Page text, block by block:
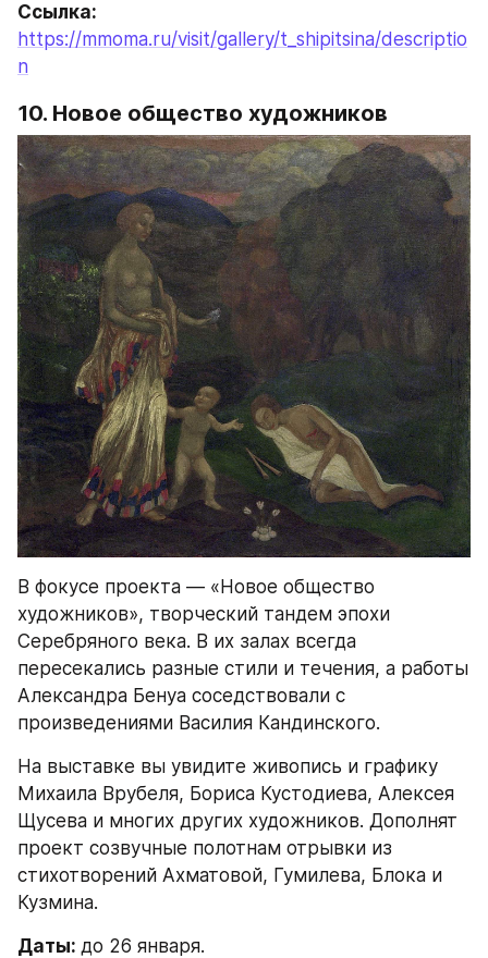
Ссылка:
https://mmoma.ru/visit/gallery/t_shipitsina/descriptio
n
10. Новое общество художников
В фокусе проекта — «Новое общество
художников», творческий тандем эпохи
Серебряного века. В их залах всегда
пересекались разные стили и течения, а работы
Александра Бенуа соседствовали с
произведениями Василия Кандинского.
На выставке вы увидите живопись и графику
Михаила Врубеля, Бориса Кустодиева, Алексея
Щусева и многих других художников. Дополнят
проект созвучные полотнам отрывки из
стихотворений Ахматовой, Гумилева, Блока и
Кузмина.
Даты: до 26 января.